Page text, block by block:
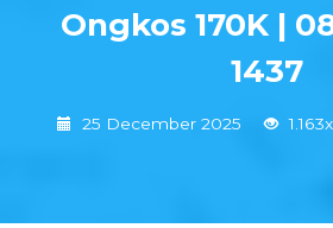
Ongkos 170K |
1437
25 December 2025 1.163x